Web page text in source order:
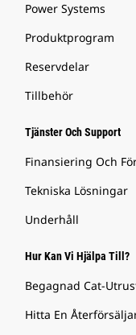
Power Systems
Produktprogram
Reservdelar
Tillbehör
Tjänster Och Support
Finansiering Och
Tekniska Lösningar
Underhåll
Hur Kan Vi Hjälpa Till?
Begagnad Cat-
Hitta En